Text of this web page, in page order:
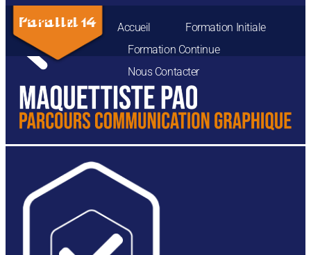
Accueil
Formation Initiale
Formation Continue
Nous Contacter
CERTIF.